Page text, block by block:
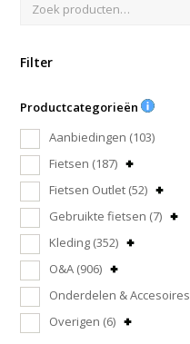
Filter
Productcategorieën
Aanbiedingen (103)
Fietsen (187)
Fietsen Outlet (52)
Gebruikte fietsen (7)
Kleding (352)
O&A (906)
Onderdelen & Accesoires
Overigen (6)